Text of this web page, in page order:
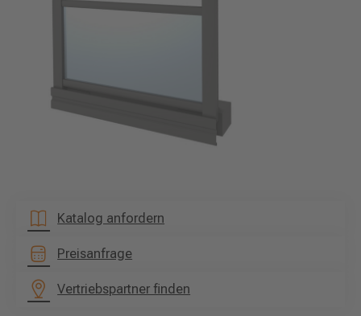
Katalog anfordern
Preisanfrage
Vertriebspartner finden